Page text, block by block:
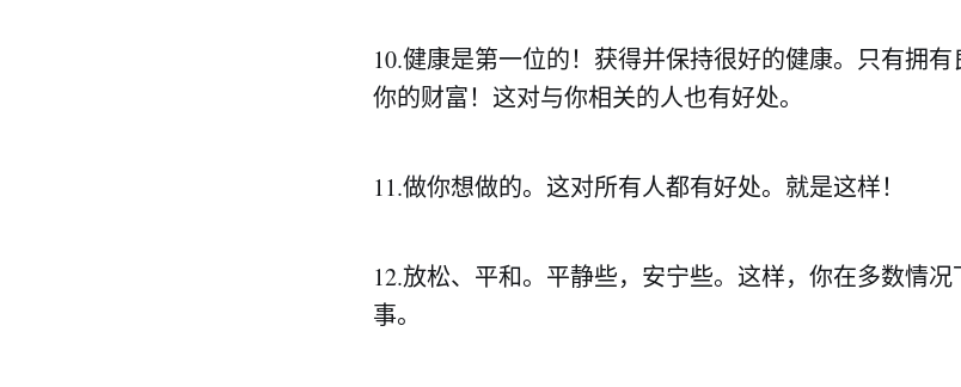
10.健康是第一位的！获得并保持很好的健康。只有拥
你的财富！这对与你相关的人也有好处。
11.做你想做的。这对所有人都有好处。就是这样！
12.放松、平和。平静些，安宁些。这样，你在多数情
事。